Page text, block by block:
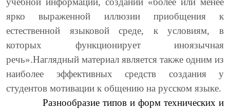
ярко выраженной иллюзии приобщения к
естественной языковой среде, к условиям, в
которых функционирует иноязычная
речь».Наглядный материал является также одним из
наиболее эффективных средств создания у
студентов мотивации к общению на русском языке.
Разнообразие типов и форм технических и